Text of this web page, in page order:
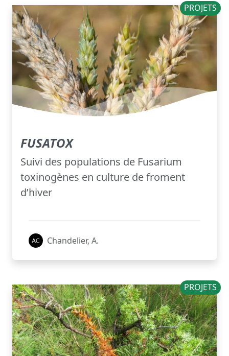
PROJETS
FUSATOX
Suivi des populations de Fusarium
toxinogènes en culture de froment
d’hiver
Chandelier, A.
PROJETS